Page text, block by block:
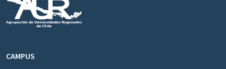
CAMPUS